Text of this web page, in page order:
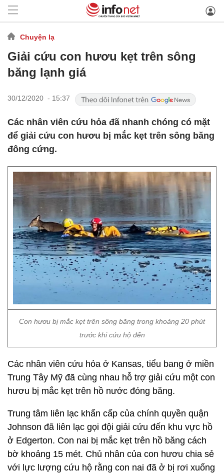
Chuyện lạ
Giải cứu con hươu kẹt trên sông
băng lạnh giá
30/12/2020 - 15:37
Các nhân viên cứu hỏa đã nhanh chóng có mặt
để giải cứu con hươu bị mắc kẹt trên sông băng
đông cứng.
Con hươu bị mắc kẹt trên sông băng trong khoảng 20 phút
trước khi cứu hộ đến
Các nhân viên cứu hỏa ở Kansas, tiểu bang ở miền
Trung Tây Mỹ đã cùng nhau hỗ trợ giải cứu một con
hươu bị mắc kẹt trên hồ nước đóng băng.
Trung tâm liên lạc khẩn cấp của chính quyền quận
Johnson đã liên lạc gọi đội giải cứu đến khu vực hồ
ở Edgerton. Con nai bị mắc kẹt trên hồ băng cách
bờ khoảng 15 mét. Chủ nhân của con hươu chia sẻ
với lực lượng cứu hộ rằng con nai đã ở bị rơi xuống